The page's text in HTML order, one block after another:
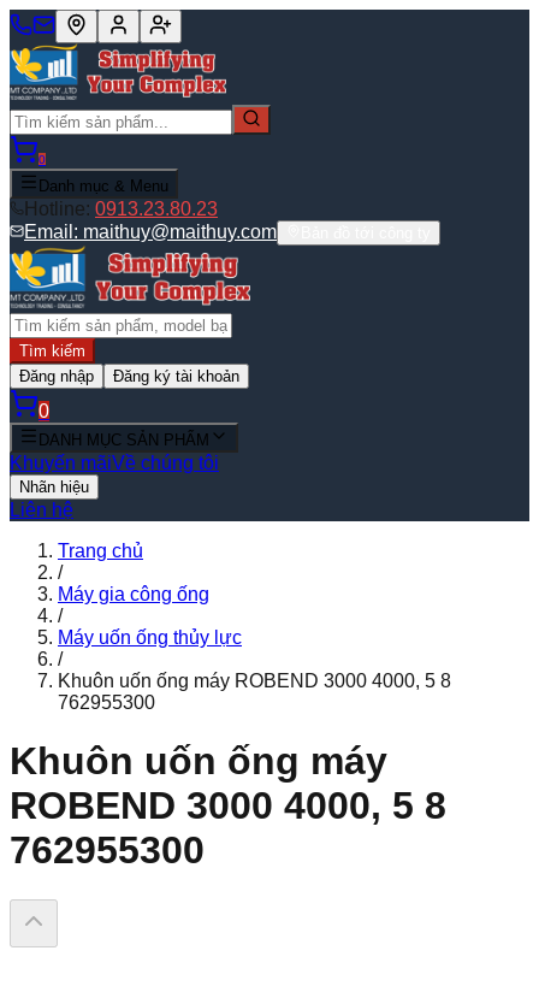
0
Danh mục & Menu
Hotline: 0913.23.80.23
Email: maithuy@maithuy.com
Tìm kiếm
Đăng nhập
Đăng ký tài khoản
0
DANH MỤC SẢN PHẨM
Khuyến mãiVề chúng tôi
Nhãn hiệu
Liên hệ
Trang chủ
/
Máy gia công ống
/
Máy uốn ống thủy lực
/
Khuôn uốn ống máy ROBEND 3000 4000, 5 8
762955300
Khuôn uốn ống máy
ROBEND 3000 4000, 5 8
762955300